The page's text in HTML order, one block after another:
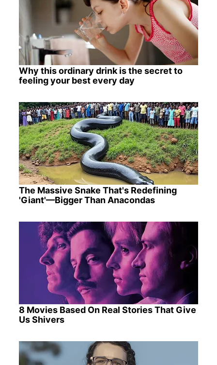
Why this ordinary drink is the secret to
feeling your best every day
The Massive Snake That's Redefining
'Giant'—Bigger Than Anacondas
8 Movies Based On Real Stories That Give
Us Shivers